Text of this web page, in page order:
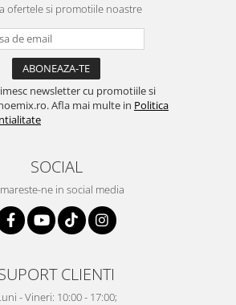
ofertele si promotiile noastre
newsletter cu promotiile si
Afla mai multe in Politica
SOCIAL
ne in social media
CLIENTI
- Vineri: 10:00 - 17:00;